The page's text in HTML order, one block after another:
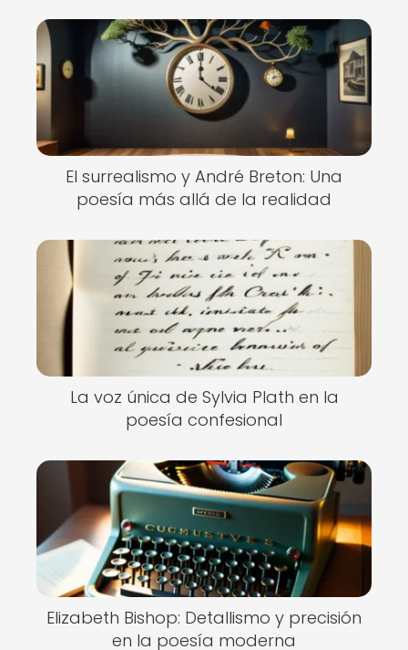
El surrealismo y André Breton: Una
poesía más allá de la realidad
La voz única de Sylvia Plath en la
poesía confesional
Elizabeth Bishop: Detallismo y precisión
en la poesía moderna